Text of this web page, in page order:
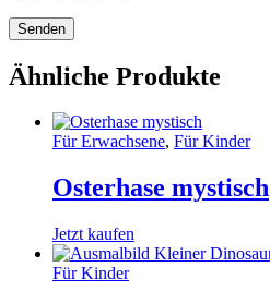
Ähnliche Produkte
Für Erwachsene, Für Kinder
Osterhase mystisch
Jetzt kaufen
Für Kinder